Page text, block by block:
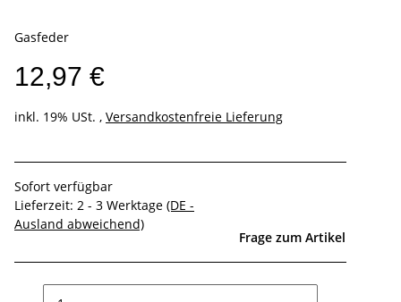
Gasfeder
12,97 €
inkl. 19% USt. , Versandkostenfreie Lieferung
Sofort verfügbar
Lieferzeit: 2 - 3 Werktage (DE -
Ausland abweichend)
Frage zum Artikel